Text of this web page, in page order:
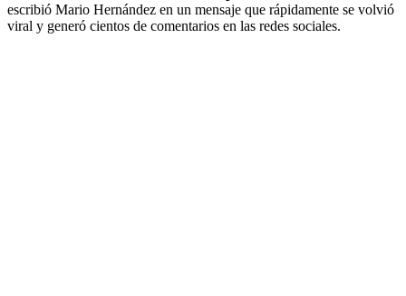
escribió Mario Hernández en un mensaje que rápidamente se volvió
viral y generó cientos de comentarios en las redes sociales.